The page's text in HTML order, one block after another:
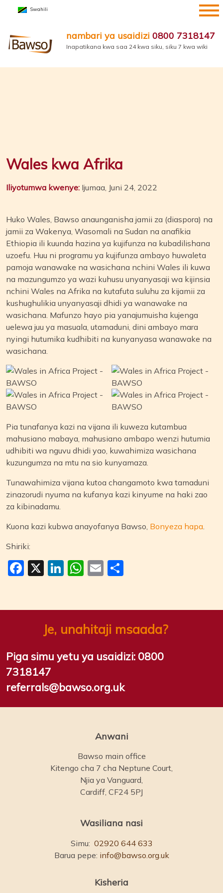
Swahili
nambari ya usaidizi 0800 7318147
Inapatikana kwa saa 24 kwa siku, siku 7 kwa wiki
Wales kwa Afrika
Iliyotumwa kwenye: Ijumaa, Juni 24, 2022
Huko Wales, Bawso anaunganisha jamii za (diaspora) na
jamii za Wakenya, Wasomali na Sudan na anafikia
Ethiopia ili kuunda hazina ya kujifunza na kubadilishana
uzoefu. Huu ni programu ya kujifunza ambayo huwaleta
pamoja wanawake na wasichana nchini Wales ili kuwa
na mazungumzo ya wazi kuhusu unyanyasaji wa kijinsia
nchini Wales na Afrika na kutafuta suluhu za kijamii za
kushughulikia unyanyasaji dhidi ya wanawake na
wasichana. Mafunzo hayo pia yanajumuisha kujenga
uelewa juu ya masuala, utamaduni, dini ambayo mara
nyingi hutumika kudhibiti na kunyanyasa wanawake na
wasichana.
Pia tunafanya kazi na vijana ili kuweza kutambua
mahusiano mabaya, mahusiano ambapo wenzi hutumia
udhibiti wa nguvu dhidi yao, kuwahimiza wasichana
kuzungumza na mtu na sio kunyamaza.
Tunawahimiza vijana kutoa changamoto kwa tamaduni
zinazorudi nyuma na kufanya kazi kinyume na haki zao
za kibinadamu.
Kuona kazi kubwa anayofanya Bawso, Bonyeza hapa
Shiriki:
Facebook
X LinkedIn
WhatsApp
Email
Je, unahitaji msaada?
Piga simu yetu ya usaidizi: 0800
7318147
referrals@bawso.org.uk
Anwani
Bawso main office
Kitengo cha 7 cha Neptune Court,
Njia ya Vanguard,
Cardiff, CF24 5PJ
Wasiliana nasi
Simu: 02920 644 633
Barua pepe: info@bawso.org.uk
Kisheria